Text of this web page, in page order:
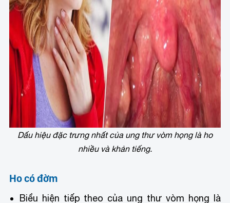
Dấu hiệu đặc trưng nhất của ung thư vòm họng là ho
nhiều và khản tiếng.
Ho có đờm
Biểu hiện tiếp theo của ung thư vòm họng là